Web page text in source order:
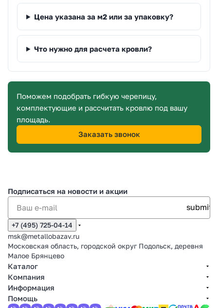
Цена указана за м2 или за упаковку?
Что нужно для расчета кровли?
Поможем подобрать гибкую черепицу,
комплектующие и рассчитать кровлю под вашу
площадь.
Заказать звонок
Подписаться на новости и акции
+7 (495) 725-04-14
msk@metallobazav.ru
Московская область, городской округ Подольск, деревня
Малое Брянцево
Каталог
Компания
Информация
Помощь